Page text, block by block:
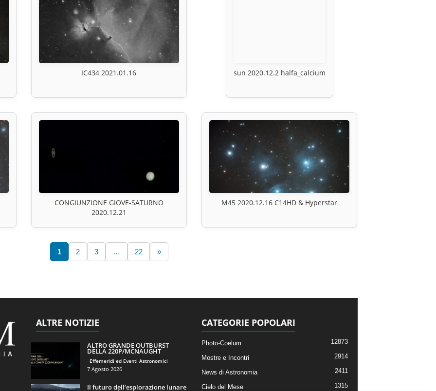
IC434 2021.01.16 sun 2020.12.2 halfa_calcium
CONGIUNZIONE GIOVE-SATURNO
2020.12.21
M45 2020.12.16 C14HD & Hyperstar
1 2 3 … 22 »
ALTRE NOTIZIE
ALTRO GRANDE OUTBURST
DELLA 220P/MCNAUGHT
Effemeridi ed Eventi Astronomici
7 Agosto 2026
Il futuro dell’esplorazione lunare
CATEGORIE POPOLARI
Photo-Coelum 12873
Mostre e Incontri 2914
News di Astronomia 2411
Cielo del Mese 1315